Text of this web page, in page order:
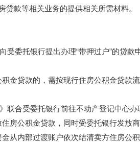
款等相关业务的提供相关所需材料。
委托银行提出办理“带押过户”的贷款
贷款的，需按现行住房公积金贷款
合受委托银行前往不动产登记中心办
公积金贷款，同时受委托银行发放商
内部过渡账户依次结清卖方住房公积